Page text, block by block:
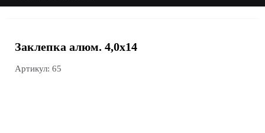
Заклепка алюм. 4,0х14
Артикул: 65